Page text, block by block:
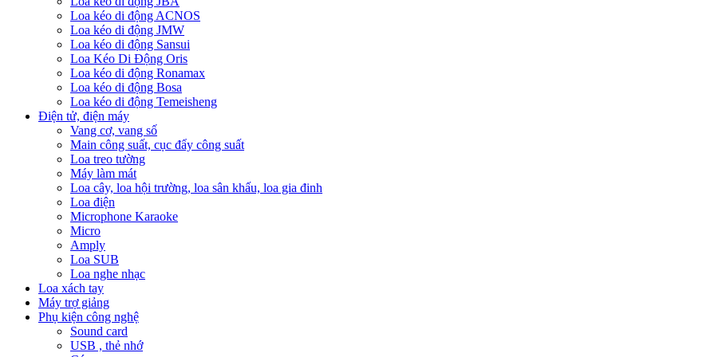
Loa kéo di động ACNOS
Loa kéo di động JMW
Loa kéo di động Sansui
Loa Kéo Di Động Oris
Loa kéo di động Ronamax
Loa kéo di động Bosa
Loa kéo di động Temeisheng
Điện tử, điện máy
Vang cơ, vang số
Main công suất, cục đẩy công suất
Loa treo tường
Máy làm mát
Loa cây, loa hội trường, loa sân khấu, loa gia đinh
Loa điện
Microphone Karaoke
Micro
Amply
Loa SUB
Loa nghe nhạc
Loa xách tay
Máy trợ giảng
Phụ kiện công nghệ
Sound card
USB , thẻ nhớ